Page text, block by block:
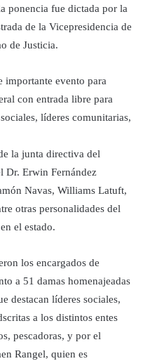
ponencia fue dictada por la
de la Vicepresidencia de
de Justicia.
importante evento para
con entrada libre para
líderes comunitarias,
la junta directiva del
Dr. Erwin Fernández
Navas, Williams Latuft,
otras personalidades del
el estado.
los encargados de
a 51 damas homenajeadas
destacan líderes sociales,
a los distintos entes
pescadoras, y por el
Rangel, quien es